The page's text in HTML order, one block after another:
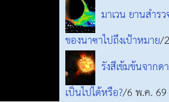
มาเวน ยานสำร
ของนาซาไปถึงเป้าหมาย/
รังสีเข้มข้นจาก
เป็นไปได้หรือ?/6 พ.ค. 69